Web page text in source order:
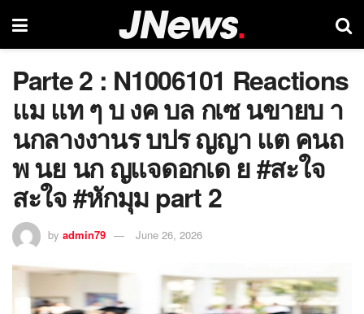
Parte 2 : N1006101 Reactions
แม แท ๆ บ งค บล กเซ นขายบ า
นกลางงานร บปร ญญา แต คนถ
พ นย นก ญแจดอกเด ย #สะใจ
สะใจ #หักมุม part 2
by admin79 June 26, 2026